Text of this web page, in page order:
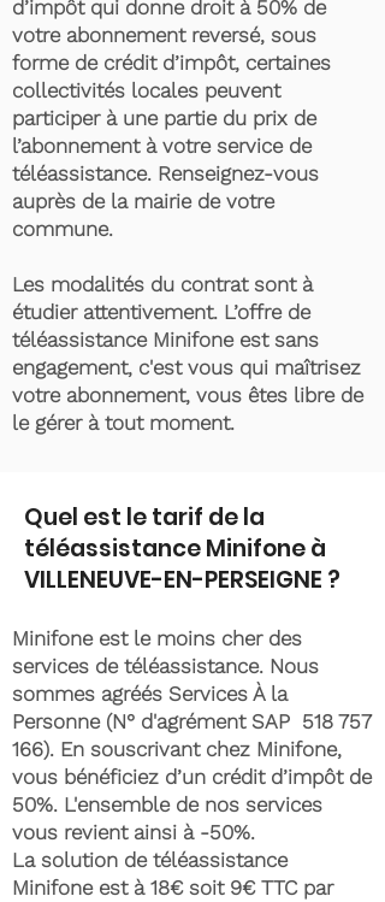
d’impôt qui donne droit à 50% de
votre abonnement reversé, sous
forme de crédit d’impôt, certaines
collectivités locales peuvent
participer à une partie du prix de
l’abonnement à votre service de
téléassistance. Renseignez-vous
auprès de la mairie de votre
commune.
Les modalités du contrat sont à
étudier attentivement. L’offre de
téléassistance Minifone est sans
engagement, c'est vous qui maîtrisez
votre abonnement, vous êtes libre de
le gérer à tout moment.
Quel est le tarif de la
téléassistance Minifone à
VILLENEUVE-EN-PERSEIGNE ?
Minifone est le moins cher des
services de téléassistance. Nous
sommes agréés Services À la
Personne (N° d'agrément SAP 518 757
166). En souscrivant chez Minifone,
vous bénéficiez d’un crédit d’impôt de
50%. L'ensemble de nos services
vous revient ainsi à -50%.
La solution de téléassistance
Minifone est à 18€ soit 9€ TTC par